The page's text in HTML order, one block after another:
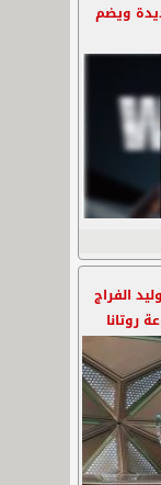
ويضم
الفراج
روتانا